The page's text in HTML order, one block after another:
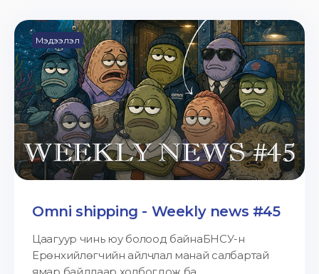
Мэдээлэл
Omni shipping - Weekly news #45
Цаагуур чинь юу болоод байнаБНСУ-н
Ерөнхийлөгчийн айлчлал манай салбартай